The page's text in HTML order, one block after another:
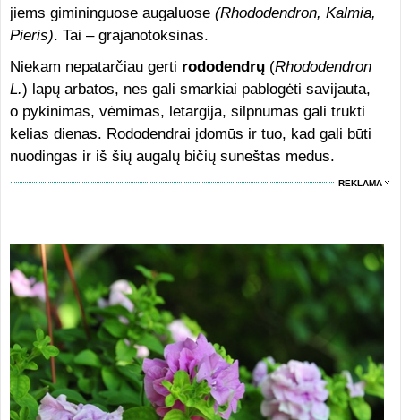
jiems gimininguose augaluose (Rhododendron, Kalmia,
Pieris). Tai – grajanotoksinas.
Niekam nepatarčiau gerti rododendrų(Rhododendron
L.) lapų arbatos, nes gali smarkiai pablogėti savijauta,
o pykinimas, vėmimas, letargija, silpnumas gali trukti
kelias dienas. Rododendrai įdomūs ir tuo, kad gali būti
nuodingas ir iš šių augalų bičių suneštas medus.
REKLAMA